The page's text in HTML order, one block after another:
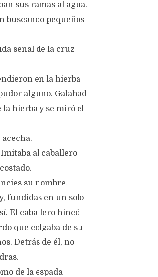
sus ramas al agua.
buscando pequeños
señal de la cruz
en la hierba
alguno. Galahad
la hierba y se miró el
al caballero
su nombre.
fundidas en un solo
El caballero hincó
que colgaba de su
Detrás de él, no
de la espada